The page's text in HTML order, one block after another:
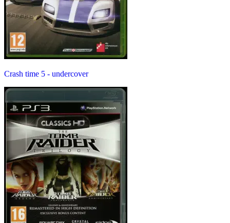
Crash time 5 - undercover